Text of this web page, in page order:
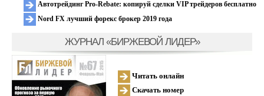
Автотрейдинг Pro-Rebate: копируй сделки VIP трейдеров бесплатно
Nord FX лучший форекс брокер 2019 года
ЖУРНАЛ «БИРЖЕВОЙ ЛИДЕР»
Читать онлайн
Скачать номер